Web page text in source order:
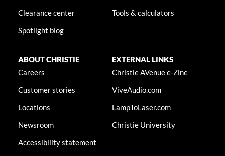
Clearance center
Spotlight blog
Tools & calculators
ABOUT CHRISTIE
Careers
Customer stories
Locations
Newsroom
Accessibility statement
EXTERNAL LINKS
Christie AVenue e-Zine
ViveAudio.com
LampToLaser.com
Christie University